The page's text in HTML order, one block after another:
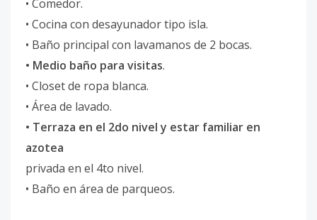
• Comedor.
• Cocina con desayunador tipo isla.
• Baño principal con lavamanos de 2 bocas.
• Medio baño para visitas.
• Closet de ropa blanca.
• Área de lavado.
• Terraza en el 2do nivel y estar familiar en
azotea
privada en el 4to nivel.
• Baño en área de parqueos.